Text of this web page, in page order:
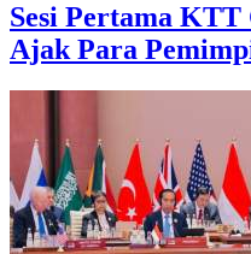
Sesi Pertama
Ajak Para